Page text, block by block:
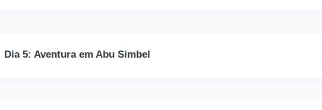
Dia 5: Aventura em Abu Simbel